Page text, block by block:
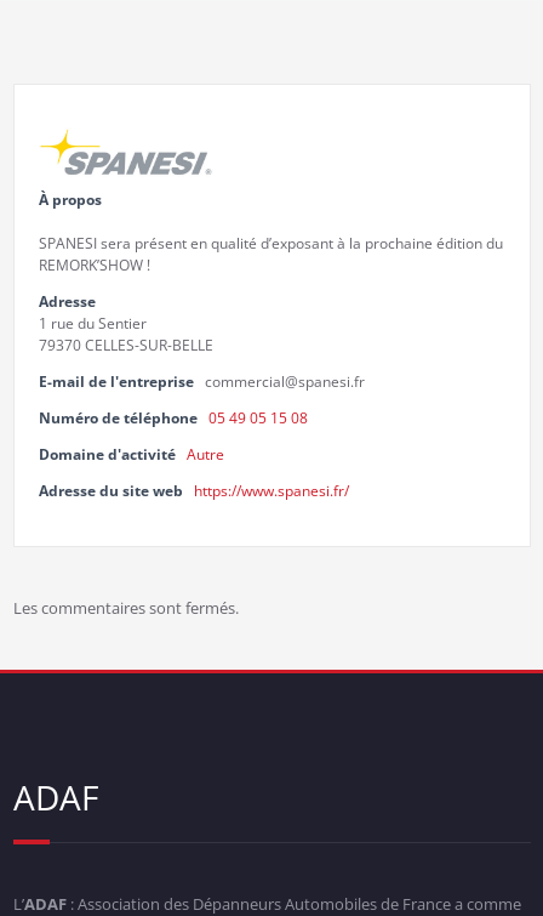
À propos
SPANESI sera présent en qualité d’exposant à la prochaine édition du
REMORK’SHOW !
Adresse
1 rue du Sentier
79370 CELLES-SUR-BELLE
E-mail de l'entreprise commercial@spanesi.fr
Numéro de téléphone 05 49 05 15 08
Domaine d'activité Autre
Adresse du site web
https://www.spanesi.fr/
Les commentaires sont fermés.
ADAF
L’ADAF: Association des Dépanneurs Automobiles de France a comme